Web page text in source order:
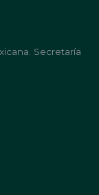
Secretaría